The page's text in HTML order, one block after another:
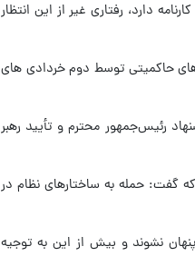
دارد، رفتاری غیر از این انتظار
حاکمیتی توسط دوم خردادی های
رئیس‌جمهور محترم و تأیید رهبر
گفت: حمله به ساختارهای نظام در
نشوند و بیش از این به توجیه